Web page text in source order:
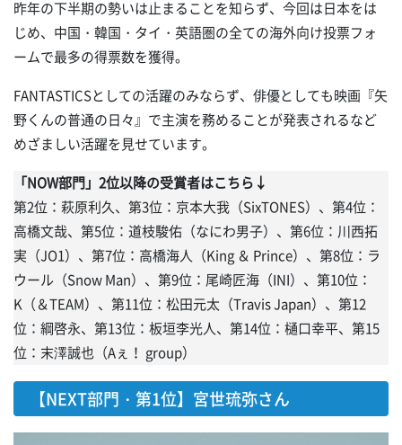
昨年の下半期の勢いは止まることを知らず、今回は日本をは
じめ、中国・韓国・タイ・英語圏の全ての海外向け投票フォ
ームで最多の得票数を獲得。
FANTASTICSとしての活躍のみならず、俳優としても映画『矢
野くんの普通の日々』で主演を務めることが発表されるなど
めざましい活躍を見せています。
「NOW部門」2位以降の受賞者はこちら↓
第2位：萩原利久、第3位：京本大我（SixTONES）、第4位：
高橋文哉、第5位：道枝駿佑（なにわ男子）、第6位：川西拓
実（JO1）、第7位：高橋海人（King ＆ Prince）、第8位：ラ
ウール（Snow Man）、第9位：尾崎匠海（INI）、第10位：
K（＆TEAM）、第11位：松田元太（Travis Japan）、第12
位：綱啓永、第13位：板垣李光人、第14位：樋口幸平、第15
位：末澤誠也（Aぇ！ group）
【NEXT部門・第1位】宮世琉弥さん